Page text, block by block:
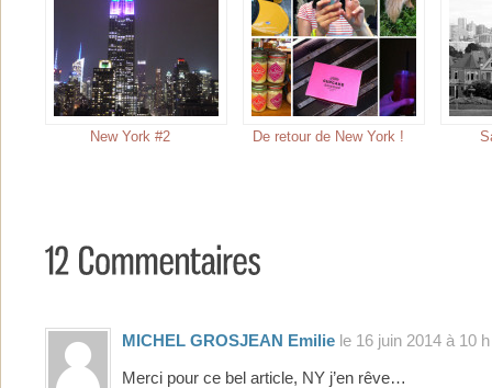
New York #2 De retour de New York !
MICHEL GROSJEAN Emilie le 16 juin 2014 à 10
Merci pour ce bel article, NY j’en rêve…